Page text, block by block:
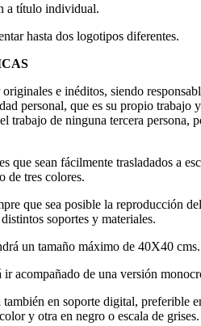
a título individual.
hasta dos logotipos diferentes.
e inéditos, siendo
personal, que es su propio trabajo
trabajo de ninguna tercera persona,
que sean fácilmente trasladados a
de tres colores.
que sea posible la reproducción
soportes y materiales.
un tamaño máximo de 40X40
acompañado de una versión
también en soporte digital,
y otra en negro o escala de grises.